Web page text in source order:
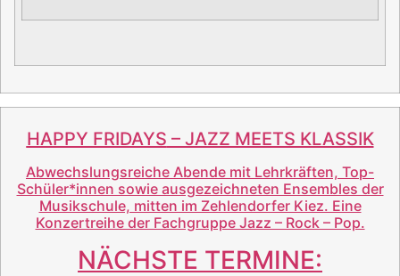
HAPPY FRIDAYS – JAZZ MEETS KLASSIK
Abwechslungsreiche Abende mit Lehrkräften, Top-
Schüler*innen sowie ausgezeichneten Ensembles der
Musikschule, mitten im Zehlendorfer Kiez. Eine
Konzertreihe der Fachgruppe Jazz – Rock – Pop.
NÄCHSTE TERMINE: